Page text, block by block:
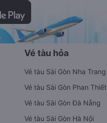
Vé tàu hỏa
Vé tàu Sài Gòn Nha Trang
Vé tàu Sài Gòn Phan Thiết
Vé tàu Sài Gòn Đà Nẵng
Vé tàu Sài Gòn Hà Nội